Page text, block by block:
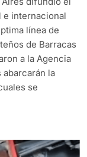
e internacional
línea de
de Barracas
a la Agencia
la
se